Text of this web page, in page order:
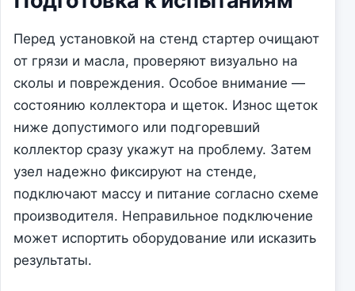
Перед установкой на стенд стартер очищают
от грязи и масла, проверяют визуально на
сколы и повреждения. Особое внимание —
состоянию коллектора и щеток. Износ щеток
ниже допустимого или подгоревший
коллектор сразу укажут на проблему. Затем
узел надежно фиксируют на стенде,
подключают массу и питание согласно схеме
производителя. Неправильное подключение
может испортить оборудование или исказить
результаты.